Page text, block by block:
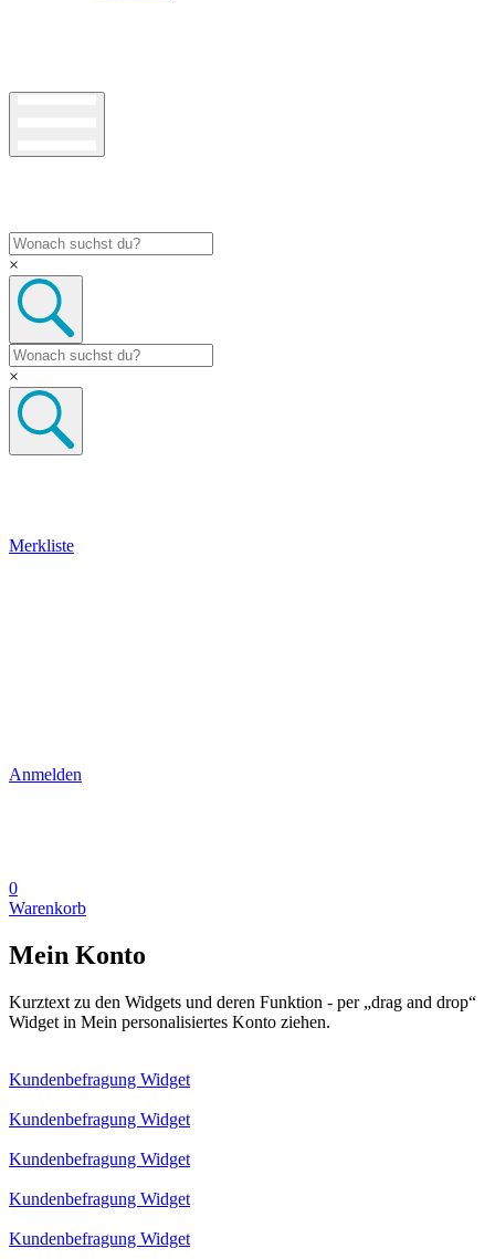
×
×
Merkliste
Anmelden
0
Warenkorb
Mein Konto
Kurztext zu den Widgets und deren Funktion - per „drag and drop“
Widget in Mein personalisiertes Konto ziehen.
Kundenbefragung Widget
Kundenbefragung Widget
Kundenbefragung Widget
Kundenbefragung Widget
Kundenbefragung Widget